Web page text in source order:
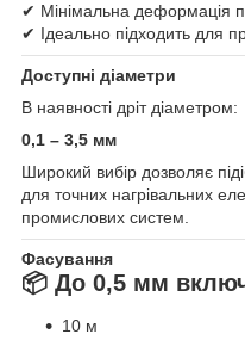
✔ Мінімальна деформація
✔ Ідеально підходить для
Доступні діаметри
В наявності дріт діаметром:
0,1 – 3,5 мм
Широкий вибір дозволяє
для точних нагрівальних
промислових систем.
Фасування
📦 До 0,5 мм
10 м